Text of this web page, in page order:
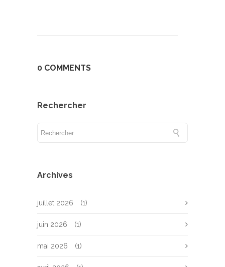
0 COMMENTS
Rechercher
Archives
juillet 2026 (1)
juin 2026 (1)
mai 2026 (1)